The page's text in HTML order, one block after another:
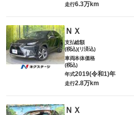
走行6.3万km
ＮＸ
支払総額
(税込)(リ済込)
車両本体価格
(税込)
年式2019(令和1)年
走行2.8万km
ＮＸ